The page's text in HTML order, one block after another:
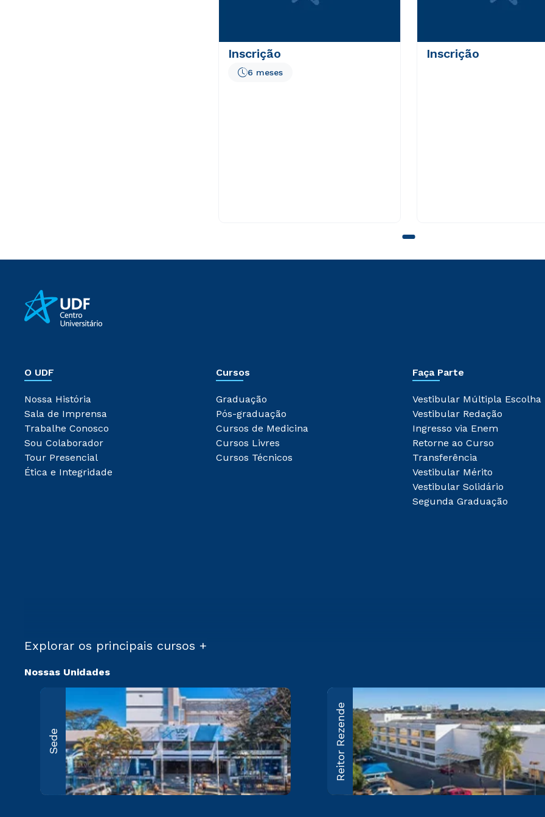
Inscrição
6 meses
Inscrição
O UDF
Nossa História
Sala de Imprensa
Trabalhe Conosco
Sou Colaborador
Tour Presencial
Ética e Integridade
Cursos
Graduação
Pós-graduação
Cursos de Medicina
Cursos Livres
Cursos Técnicos
Faça Parte
Vestibular Múltipla Escolha
Vestibular Redação
Ingresso via Enem
Retorne ao Curso
Transferência
Vestibular Mérito
Vestibular Solidário
Segunda Graduação
Explorar os principais cursos +
Nossas Unidades
Sede
SEP/SUL EQ704/904 Conj.A
Brasília – DF CEP: 70390-045
Saiba mais
Reitor Rezende